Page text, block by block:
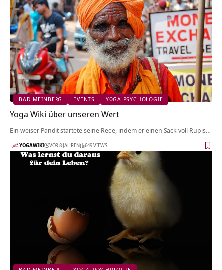
BAD MEINBERG EVENTS YOGA PSYCHOLOGIE
Yoga Wiki über unseren Wert
Ein weiser Pandit startete seine Rede, indem er einen Sack voll Rupis…
YOGAWIKI VOR 8 JAHREN 649 VIEWS